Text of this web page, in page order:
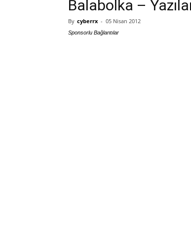
Balabolka –
By cyberrx - 05 Nisan 2012
Sponsorlu Bağlantılar